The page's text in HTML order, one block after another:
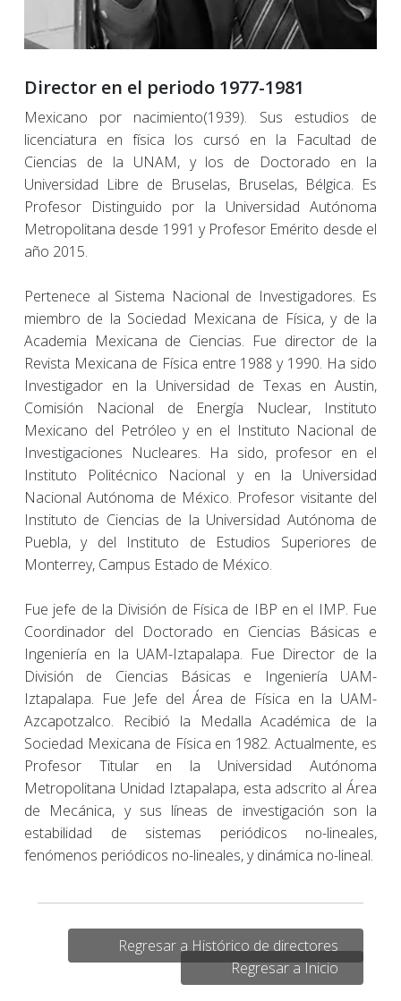
Director en el periodo 1977-1981
Mexicano por nacimiento(1939). Sus estudios de
licenciatura en física los cursó en la Facultad de
Ciencias de la UNAM, y los de Doctorado en la
Universidad Libre de Bruselas, Bruselas, Bélgica. Es
Profesor Distinguido por la Universidad Autónoma
Metropolitana desde 1991 y Profesor Emérito desde el
año 2015.
Pertenece al Sistema Nacional de Investigadores. Es
miembro de la Sociedad Mexicana de Física, y de la
Academia Mexicana de Ciencias. Fue director de la
Revista Mexicana de Física entre 1988 y 1990. Ha sido
Investigador en la Universidad de Texas en Austin,
Comisión Nacional de Energía Nuclear, Instituto
Mexicano del Petróleo y en el Instituto Nacional de
Investigaciones Nucleares. Ha sido, profesor en el
Instituto Politécnico Nacional y en la Universidad
Nacional Autónoma de México. Profesor visitante del
Instituto de Ciencias de la Universidad Autónoma de
Puebla, y del Instituto de Estudios Superiores de
Monterrey, Campus Estado de México.
Fue jefe de la División de Física de IBP en el IMP. Fue
Coordinador del Doctorado en Ciencias Básicas e
Ingeniería en la UAM-Iztapalapa. Fue Director de la
División de Ciencias Básicas e Ingeniería UAM-
Iztapalapa. Fue Jefe del Área de Física en la UAM-
Azcapotzalco. Recibió la Medalla Académica de la
Sociedad Mexicana de Física en 1982. Actualmente, es
Profesor Titular en la Universidad Autónoma
Metropolitana Unidad Iztapalapa, esta adscrito al Área
de Mecánica, y sus líneas de investigación son la
estabilidad de sistemas periódicos no-lineales,
fenómenos periódicos no-lineales, y dinámica no-lineal.
Regresar a Histórico de directores
Regresar a Inicio